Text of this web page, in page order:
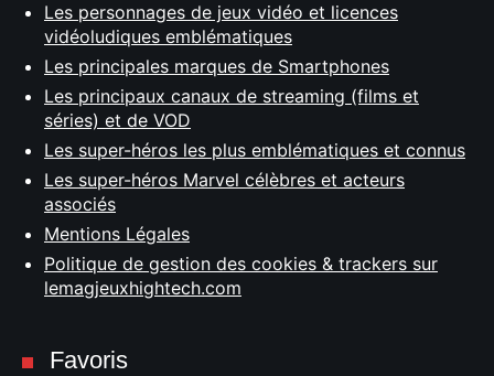
Les personnages de jeux vidéo et licences
vidéoludiques emblématiques
Les principales marques de Smartphones
Les principaux canaux de streaming (films et
séries) et de VOD
Les super-héros les plus emblématiques et connus
Les super-héros Marvel célèbres et acteurs
associés
Mentions Légales
Politique de gestion des cookies & trackers sur
lemagjeuxhightech.com
Favoris